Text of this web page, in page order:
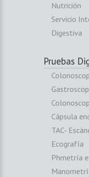
Nutrición
Servicio
Digestiva
Pruebas
Cápsula
TAC-
Ecografía
Phmetría